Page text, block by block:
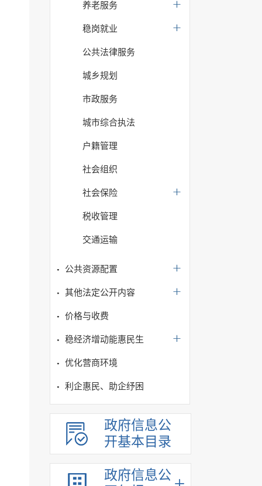
养老服务
稳岗就业
公共法律服务
城乡规划
市政服务
城市综合执法
户籍管理
社会组织
社会保险
税收管理
交通运输
公共资源配置
其他法定公开内容
价格与收费
稳经济增动能惠民生
优化营商环境
利企惠民、助企纾困
政府信息公
开基本目录
政府信息公